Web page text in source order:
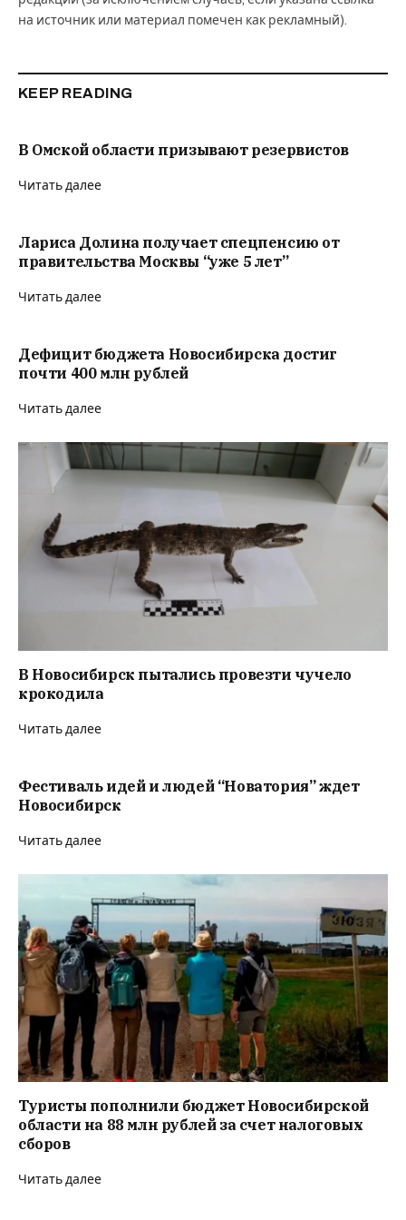
на источник или материал помечен как рекламный).
KEEP READING
В Омской области призывают резервистов
Читать далее
Лариса Долина получает спецпенсию от
правительства Москвы “уже 5 лет”
Читать далее
Дефицит бюджета Новосибирска достиг
почти 400 млн рублей
Читать далее
В Новосибирск пытались провезти чучело
крокодила
Читать далее
Фестиваль идей и людей “Новатория” ждет
Новосибирск
Читать далее
Туристы пополнили бюджет Новосибирской
области на 88 млн рублей за счет налоговых
сборов
Читать далее